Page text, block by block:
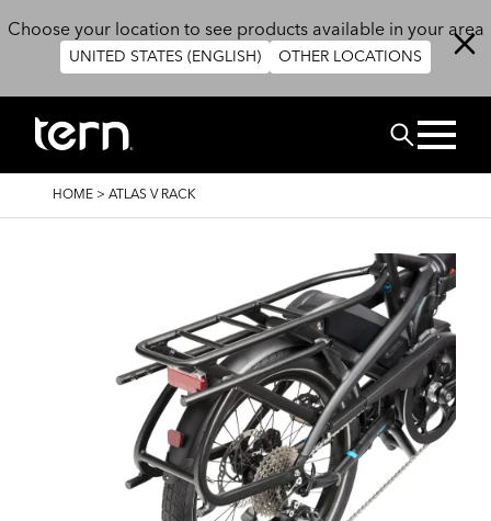
Choose your location to see products available in your area
UNITED STATES (ENGLISH) OTHER LOCATIONS
BUSCAR
BREADCRUMB
HOME > ATLAS V RACK